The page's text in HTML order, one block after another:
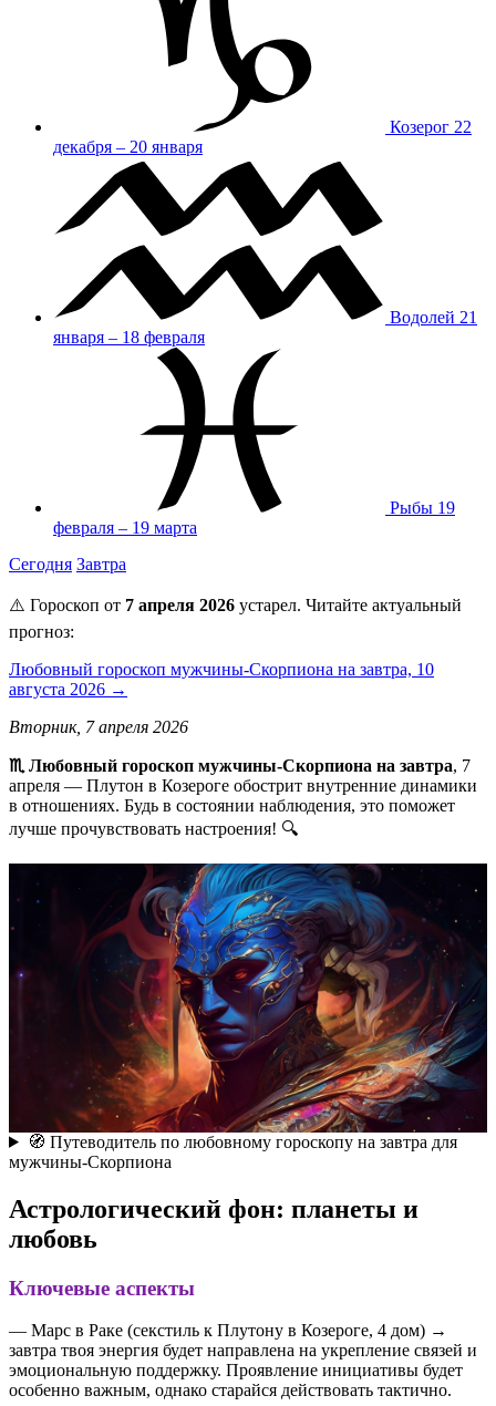
Козерог 22
декабря – 20 января
Водолей 21
января – 18 февраля
Рыбы 19
февраля – 19 марта
Сегодня Завтра
⚠️ Гороскоп от 7 апреля 2026 устарел. Читайте актуальный
прогноз:
Любовный гороскоп мужчины-Скорпиона на завтра, 10
августа 2026 →
Вторник, 7 апреля 2026
♏ Любовный гороскоп мужчины-Скорпиона на завтра, 7
апреля — Плутон в Козероге обострит внутренние динамики
в отношениях. Будь в состоянии наблюдения, это поможет
лучше прочувствовать настроения! 🔍
🧭 Путеводитель по любовному гороскопу на завтра для
мужчины-Скорпиона
Астрологический фон: планеты и
любовь
Ключевые аспекты
— Марс в Раке (секстиль к Плутону в Козероге, 4 дом) →
завтра твоя энергия будет направлена на укрепление связей и
эмоциональную поддержку. Проявление инициативы будет
особенно важным, однако старайся действовать тактично.